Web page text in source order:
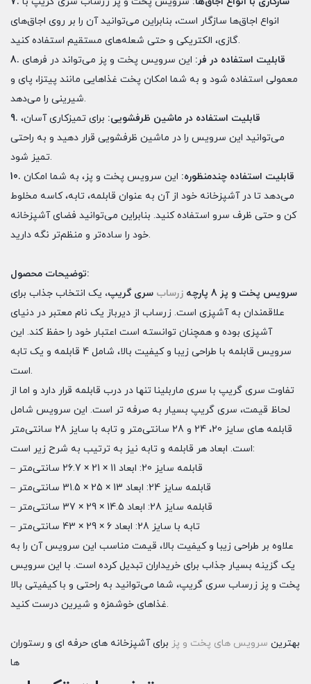
انواع اجاق‌ها سازگار است، بنابراین می‌توانید آن را بر روی اجاق‌های
گازی، الکتریکی و حتی شعله‌های مستقیم استفاده کنید.
8. قابلیت استفاده در فر: این سرویس پخت و پز می‌تواند در فرهای
معمولی استفاده شود و به شما امکان پخت غذاهایی مانند پیتزا، پای و
شیرینی را می‌دهد.
9. قابلیت استفاده در ماشین ظرفشویی: برای تمیزکاری آسان،
می‌توانید این سرویس را در ماشین ظرفشویی قرار دهید و به راحتی
تمیز شود.
10. قابلیت استفاده چندمنظوره: این سرویس پخت و پز، به شما امکان
می‌دهد تا در آشپزخانه خود از آن به عنوان قابلمه، تابه، کاسه مخلوط
کن و حتی ظرف سرو استفاده کنید. بنابراین می‌توانید فضای آشپزخانه
خود را ساده‌تر و منظم‌تر نگه دارید.
­توضیحات محصول:
سرویس پخت و پز 8 پارچه
زرساب سری گریپ، یک انتخاب جذاب برای
علاقمندان به آشپزی است. زرساب از دیرباز یک نام معتبر در دنیای
آشپزی بوده و همچنان توانسته است اعتبار خود را حفظ کند. این
سرویس قابلمه با طراحی زیبا و کیفیت بالا، شامل 4 قابلمه و یک تابه
است.
تفاوت سری گریپ با سری ماربلینا تنها در درب قابلمه قرار دارد و اما از
لحاظ قیمت، سری گریپ بسیار به صرفه تر است. این سرویس شامل
قابلمه های سایز 20، 24 و 28 سانتی‌متر و تابه با سایز 28 سانتی‌متر
است. ابعاد هر قابلمه و تابه نیز به ترتیب به شرح زیر است:
– قابلمه سایز 20: ابعاد 11 × 21 × 26.7 سانتی‌متر
– قابلمه سایز 24: ابعاد 13 × 25 × 31.5 سانتی‌متر
– قابلمه سایز 28: ابعاد 14.5 × 29 × 37 سانتی‌متر
– تابه با سایز 28: ابعاد 6 × 29 × 43 سانتی‌متر
علاوه بر طراحی زیبا و کیفیت بالا، قیمت مناسب این سرویس آن را به
یک گزینه بسیار جذاب برای خریداران تبدیل کرده است. با این سرویس
پخت و پز زرساب سری گریپ، شما می‌توانید به راحتی و با کیفیتی بالا
غذاهای خوشمزه و شیرین درست کنید.
بهترین سرویس های پخت و پز برای آشپزخانه های حرفه ای و رستوران
ها